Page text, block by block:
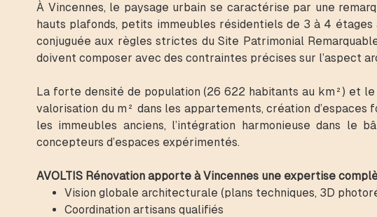
À Vincennes, le paysage urbain se caractérise par une
hauts plafonds, petits immeubles résidentiels de 3 à 4
conjuguée aux règles strictes du Site Patrimonial
doivent composer avec des contraintes précises sur l’aspect
La forte densité de population (26 622 habitants au km²) et
valorisation du m² dans les appartements, création
les immeubles anciens, l’intégration harmonieuse dans le
concepteurs d’espaces expérimentés.
AVOLTIS Rénovation apporte à Vincennes une expertise
Vision globale architecturale (plans techniques, 3D
Coordination artisans qualifiés